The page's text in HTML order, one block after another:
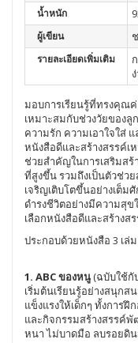
น้ำหนัก
ผู้เขียน
รายละเอียดเพิ่มเติม
มอบการเรียนรู้ที่ทรงคุณค่
เหมาะสมกับช่วงวัยของ
ความรัก ความเอาใจใส่
หนังสือดีและสร้างสรรค์เ
ช่วยสำคัญในการเสริมส
ที่สูงขึ้น รวมถึงเป็นตัวช่ว
เจริญเติบโตขึ้นอย่างเต็ม
ดำรงชีวิตอย่างมีความสุ
เลือกหนังสือดีและสร้าง
ประกอบด้วยหนังสือ 3 เล่ม
1. ABC ของหนู(ฉบับใช้กั
เริ่มต้นเรียนรู้อย่างสนุก
แข็งแรงให้เด็กๆ ทั้งการ
และกิจกรรมสร้างสรรค์
หนา ไม่บาดมือ ลบรอยดิ